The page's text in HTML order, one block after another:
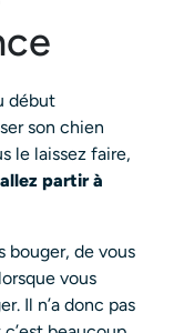
début
son chien
le laissez faire,
partir à
bouger, de vous
vous
Il n’a donc pas